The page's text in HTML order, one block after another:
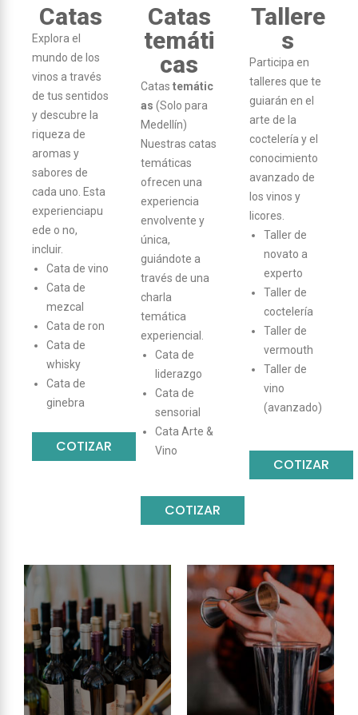
Catas
Explora el
mundo de los
vinos a través
de tus sentidos
y descubre la
riqueza de
aromas y
sabores de
cada uno. Esta
experienciapu
ede o no,
incluir.
Cata de vino
Cata de
mezcal
Cata de ron
Cata de
whisky
Cata de
ginebra
COTIZAR
Catas
temáti
cas
Catas temátic
as (Solo para
Medellín)
Nuestras catas
temáticas
ofrecen una
experiencia
envolvente y
única,
guiándote a
través de una
charla
temática
experiencial.
Cata de
liderazgo
Cata de
sensorial
Cata Arte &
Vino
COTIZAR
Tallere
s
Participa en
talleres que te
guiarán en el
arte de la
coctelería y el
conocimiento
avanzado de
los vinos y
licores.
Taller de
novato a
experto
Taller de
coctelería
Taller de
vermouth
Taller de
vino
(avanzado)
COTIZAR